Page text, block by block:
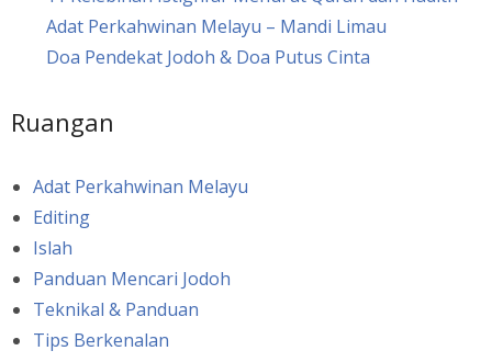
Adat Perkahwinan Melayu – Mandi Limau
Doa Pendekat Jodoh & Doa Putus Cinta
Ruangan
Adat Perkahwinan Melayu
Editing
Islah
Panduan Mencari Jodoh
Teknikal & Panduan
Tips Berkenalan